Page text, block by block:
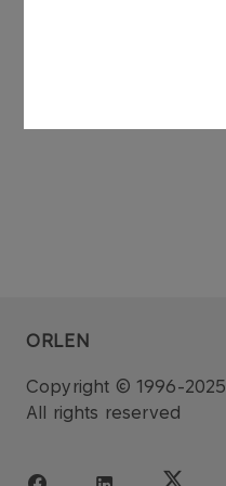
ORLEN
Copyright © 1996-2025
All rights reserved